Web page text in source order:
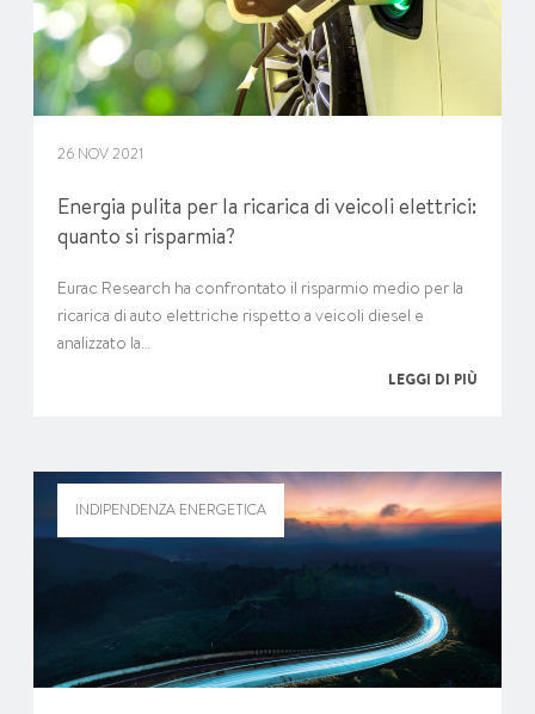
26 NOV 2021
Energia pulita per la ricarica di veicoli elettrici:
quanto si risparmia?
Eurac Research ha confrontato il risparmio medio per la
ricarica di auto elettriche rispetto a veicoli diesel e
analizzato la…
LEGGI DI PIÙ
INDIPENDENZA ENERGETICA